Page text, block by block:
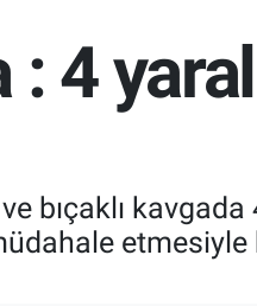
13.703
: 4
bıçaklı
etmesiyle